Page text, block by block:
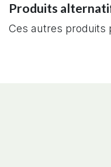
Produits
Ces autres produits